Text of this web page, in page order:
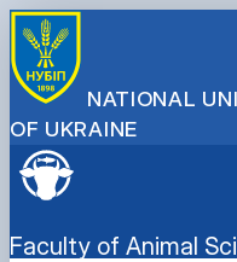
NATIONAL
OF UKRAINE
Faculty of Animal